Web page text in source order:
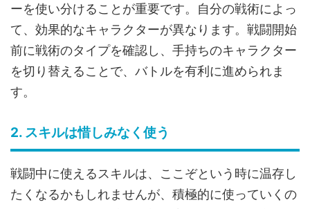
ーを使い分けることが重要です。自分の戦術によっ
て、効果的なキャラクターが異なります。戦闘開始
前に戦術のタイプを確認し、手持ちのキャラクター
を切り替えることで、バトルを有利に進められま
す。
2. スキルは惜しみなく使う
戦闘中に使えるスキルは、ここぞという時に温存し
たくなるかもしれませんが、積極的に使っていくの